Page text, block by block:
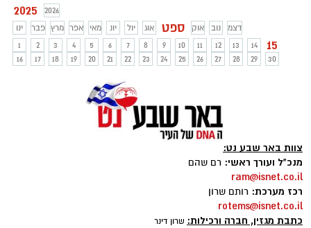
ורשמו פתיחת עונה מדהימה עם 16 שערים
בשלושה מחזורים בלבד.
2025
2026
ינו
פבר מרץ אפר מאי יונ יול אוג ספט אוק נוב
דצמ
1
2 3 4 5 6 7 8 9 10 11 12 13 14 15
16 17 18 19 20 21 22 23 24 25 26 27 28 29 30
צוות באר שבע נט:
מנכ"ל ועורך ראשי: רם שהם
ram@isnet.co.il
רכז מערכת: רותם שרון
rotems@isnet.co.il
כתבת מגזין, חברה ורכילות: שרון דינר